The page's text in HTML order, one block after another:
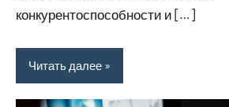
конкурентоспособности и […]
Читать далее